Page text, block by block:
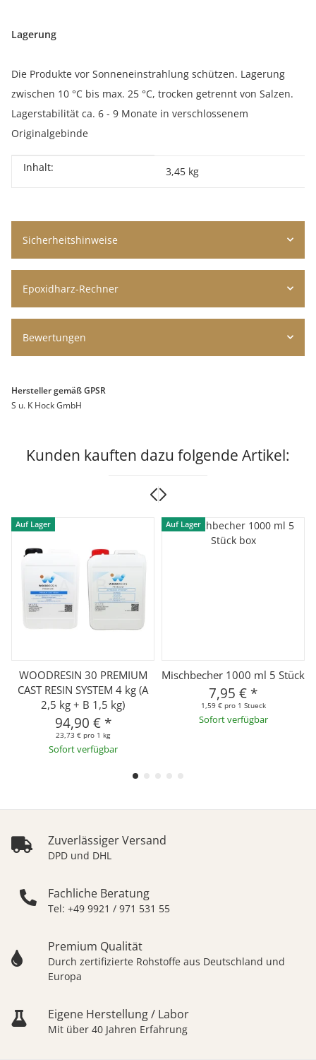
Lagerung
Die Produkte vor Sonneneinstrahlung schützen. Lagerung
zwischen 10 °C bis max. 25 °C, trocken getrennt von Salzen.
Lagerstabilität ca. 6 - 9 Monate in verschlossenem
Originalgebinde
Produkteigenschaft
Wert
Inhalt: 3,45 kg
Sicherheitshinweise
Epoxidharz-Rechner
Bewertungen
Hersteller gemäß GPSR
S u. K Hock GmbH
Kunden kauften dazu folgende Artikel:
Auf Lager
WOODRESIN 30 PREMIUM
CAST RESIN SYSTEM 4 kg (A
2,5 kg + B 1,5 kg)
94,90 € *
23,73 € pro 1 kg
Sofort verfügbar
Auf Lager
Mischbecher 1000 ml 5 Stück
7,95 € *
1,59 € pro 1 Stueck
Sofort verfügbar
Zuverlässiger Versand
DPD und DHL
Fachliche Beratung
Tel: +49 9921 / 971 531 55
Premium Qualität
Durch zertifizierte Rohstoffe aus Deutschland und
Europa
Eigene Herstellung / Labor
Mit über 40 Jahren Erfahrung